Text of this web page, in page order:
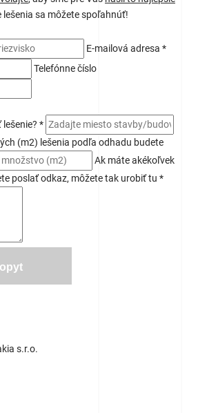
lešenia sa môžete spoľahnúť!
E-mailová adresa *
Telefónne číslo
*
(m2) lešenia podľa odhadu budete
Ak máte akékoľvek
poslať odkaz, môžete tak urobiť tu *
s.r.o.